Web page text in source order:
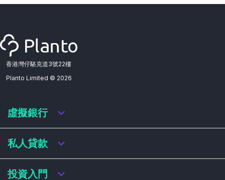
香港灣仔駱克道3號22樓
Planto Limited © 2026
虛擬銀行
虛擬銀行迎新優惠
虛擬銀行存款利率比較
虛擬銀行銀扣賬卡 / 信用卡
私人貸款
私人貸款年利率比較
投資入門